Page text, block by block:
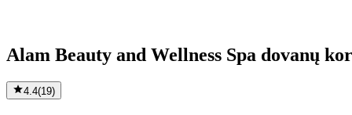
Alam Beauty and Wellness Spa dovanų
4.4(19)